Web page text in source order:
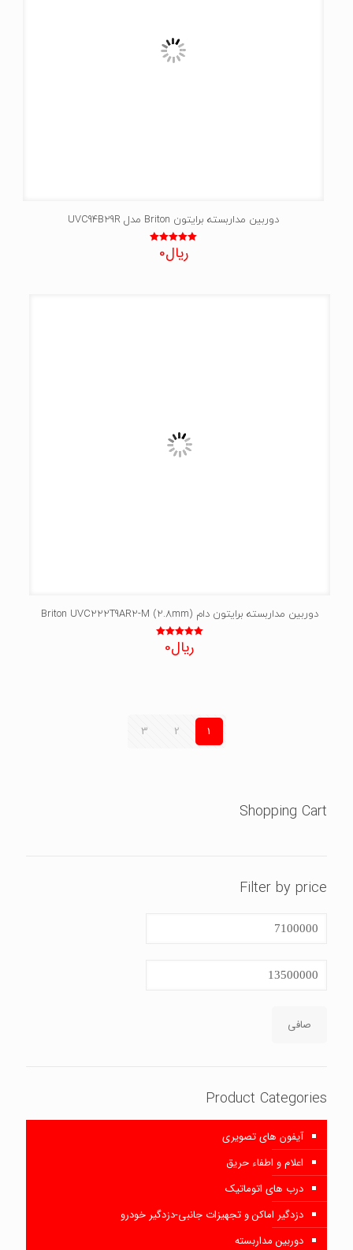
دوربین مداربسته برایتون Briton مدل UVC94B29R
نمره
5.00
ریال0
دوربین مداربسته برایتون دام Briton UVC222T9AR2-M (2.8mm)
نمره
5.00
ریال0
1
2
3
Shopping Cart
Filter by price
قیمت
قيمت
صافی
Product Categories
آیفون های تصویری
اعلام و اطفاء حریق
درب های اتوماتیک
دزدگیر اماکن و تجهیزات جانبی-دزدگیر خودرو
دوربین مداربسته